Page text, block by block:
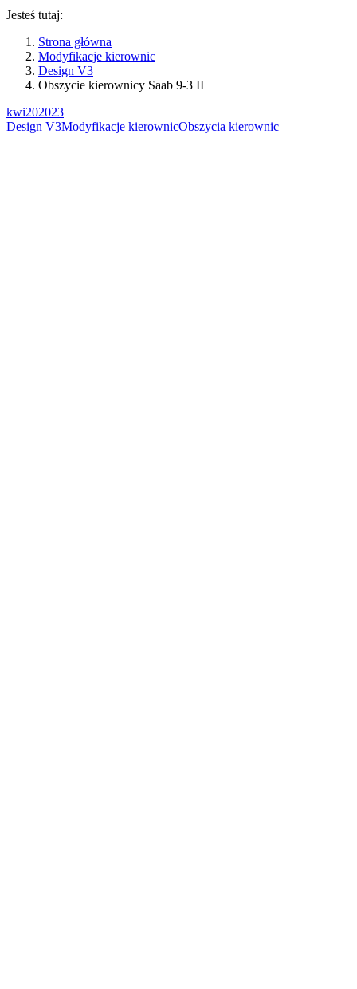
Jesteś tutaj:
Strona główna
Modyfikacje kierownic
Design V3
Obszycie kierownicy Saab 9-3 II
kwi202023
Design V3Modyfikacje kierownicObszycia kierownic